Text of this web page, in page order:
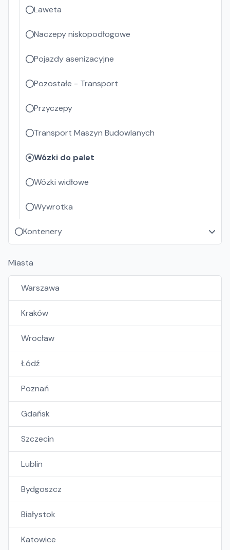
Laweta
Naczepy niskopodłogowe
Pojazdy asenizacyjne
Pozostałe - Transport
Przyczepy
Transport Maszyn Budowlanych
Wózki do palet
Wózki widłowe
Wywrotka
Kontenery
Miasta
Warszawa
Kraków
Wrocław
Łódź
Poznań
Gdańsk
Szczecin
Lublin
Bydgoszcz
Białystok
Katowice